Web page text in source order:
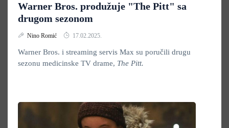
Warner Bros. produžuje "The Pitt" sa
drugom sezonom
Nino Romić 17.02.2025.
Warner Bros. i streaming servis Max su poručili drugu
sezonu medicinske TV drame, The Pitt.